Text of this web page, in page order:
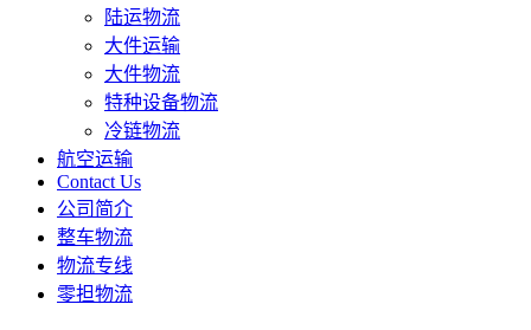
陆运物流
大件运输
大件物流
特种设备物流
冷链物流
航空运输
Contact Us
公司简介
整车物流
物流专线
零担物流